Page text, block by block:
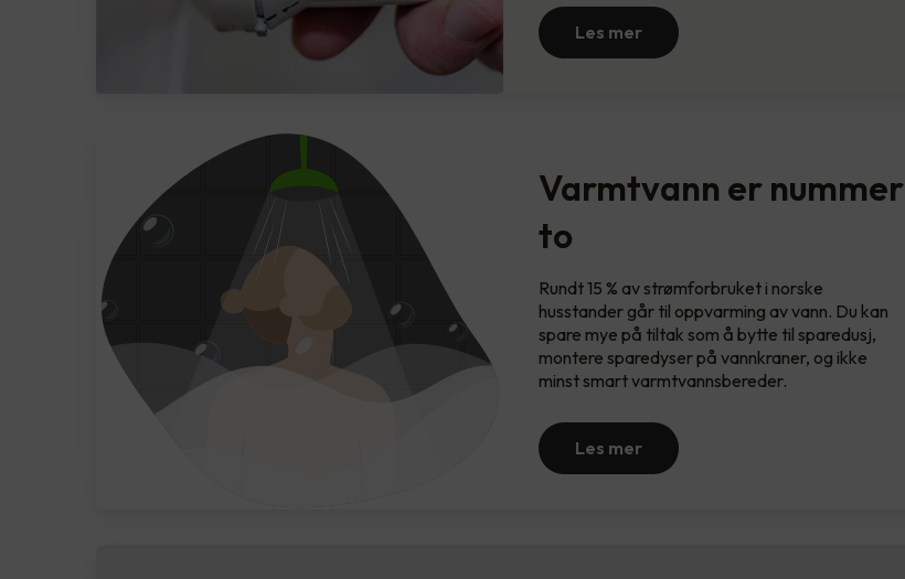
Les mer
Varmtvann er nummer
to
Rundt 15 % av strømforbruket i norske
husstander går til oppvarming av vann. Du kan
spare mye på tiltak som å bytte til sparedusj,
montere sparedyser på vannkraner, og ikke
minst smart varmtvannsbereder.
Les mer